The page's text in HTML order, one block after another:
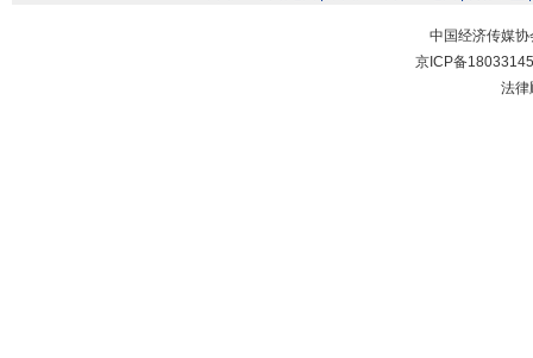
中国经济传媒
京ICP备
法